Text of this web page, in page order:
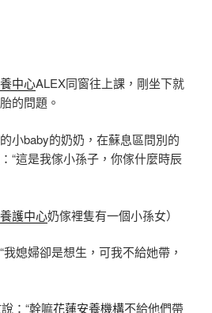
中心ALEX同窗往上課，剛坐下就
的問題。
baby的奶奶，在蘇息區問別的
“這是我傢小孫子，你傢什麼時辰
護中心奶傢裡隻有一個小孫女）
媳婦卻是想生，可我不給她帶，
：“幹嘛花蓮安養機構不給他們帶